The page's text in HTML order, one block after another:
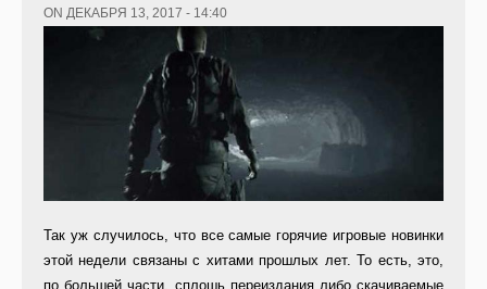
ON ДЕКАБРЯ 13, 2017 - 14:40
Так уж случилось, что все самые горячие игровые новинки
этой недели связаны с хитами прошлых лет. То есть, это,
по большей части, сплошь переиздания либо скачиваемые